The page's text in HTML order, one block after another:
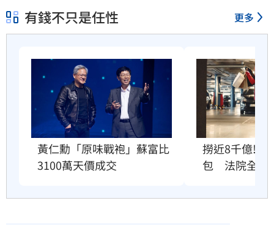
其真實性、正確性、即時性、完整性或合法
性。三立新聞網所提供的資訊內容，若其著作
權不屬於三立集團所有，使用者未取得內容提
供者（著作權人）許可之前，亦不得擅自轉
貼、重製、變更、散布，否則概由使用者自負
全責。
有錢不只是任性 更多
黃仁勳「原味戰袍」蘇富比
3100萬天價成交
撈近8千億!女
包　法院全沒